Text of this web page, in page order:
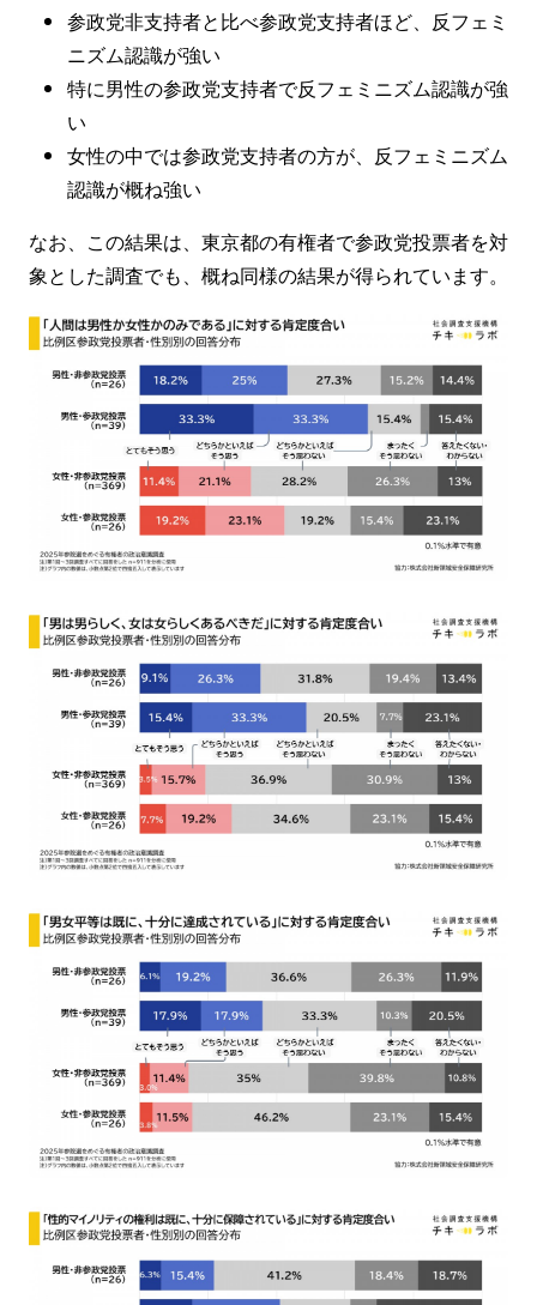
参政党非支持者と比べ参政党支持者ほど、反フェミ
ニズム認識が強い
特に男性の参政党支持者で反フェミニズム認識が強
い
女性の中では参政党支持者の方が、反フェミニズム
認識が概ね強い
なお、この結果は、東京都の有権者で参政党投票者を対
象とした調査でも、概ね同様の結果が得られています。